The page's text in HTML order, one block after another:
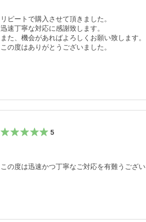
リピートで購入させて頂きました。
迅速丁寧な対応に感謝致します。
また、機会があればよろしくお願い致します。
この度はありがとうございました。
5
この度は迅速かつ丁寧なご対応を有難うござ